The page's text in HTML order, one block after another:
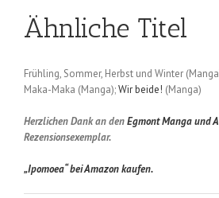
Ähnliche Titel
Frühling, Sommer, Herbst und Winter
Maka-Maka (Manga);Wir beide! (Manga)
Herzlichen Dank an denEgmont Manga und
Rezensionsexemplar.
„Ipomoea“ bei Amazon kaufen.